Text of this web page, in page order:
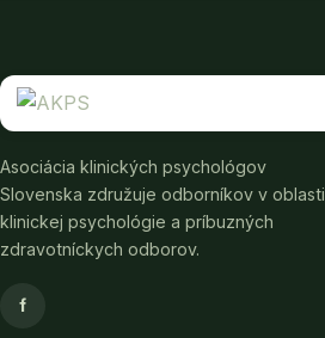
Asociácia klinických psychológov
Slovenska združuje odborníkov v oblasti
klinickej psychológie a príbuzných
zdravotníckych odborov.
f